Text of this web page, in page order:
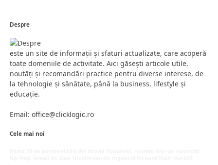
Despre
este un site de informații și sfaturi actualizate, care acoperă
toate domeniile de activitate. Aici găsești articole utile,
noutăți și recomandări practice pentru diverse interese, de
la tehnologie și sănătate, până la business, lifestyle și
educație.
Email: office@clicklogic.ro
Cele mai noi